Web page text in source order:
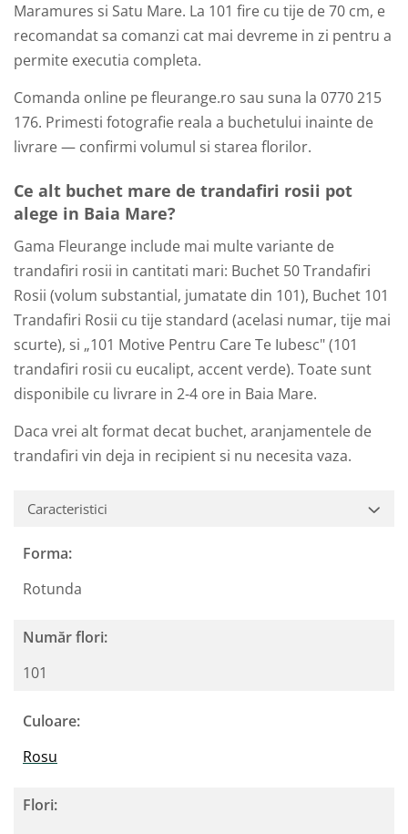
Maramures si Satu Mare. La 101 fire cu tije de 70 cm, e
recomandat sa comanzi cat mai devreme in zi pentru a
permite executia completa.
Comanda online pe fleurange.ro sau suna la 0770 215
176. Primesti fotografie reala a buchetului inainte de
livrare — confirmi volumul si starea florilor.
Ce alt buchet mare de trandafiri rosii pot
alege in Baia Mare?
Gama Fleurange include mai multe variante de
trandafiri rosii in cantitati mari: Buchet 50 Trandafiri
Rosii (volum substantial, jumatate din 101), Buchet 101
Trandafiri Rosii cu tije standard (acelasi numar, tije mai
scurte), si „101 Motive Pentru Care Te Iubesc" (101
trandafiri rosii cu eucalipt, accent verde). Toate sunt
disponibile cu livrare in 2-4 ore in Baia Mare.
Daca vrei alt format decat buchet, aranjamentele de
trandafiri vin deja in recipient si nu necesita vaza.
Caracteristici
Forma:
Rotunda
Număr flori:
101
Culoare:
Rosu
Flori: